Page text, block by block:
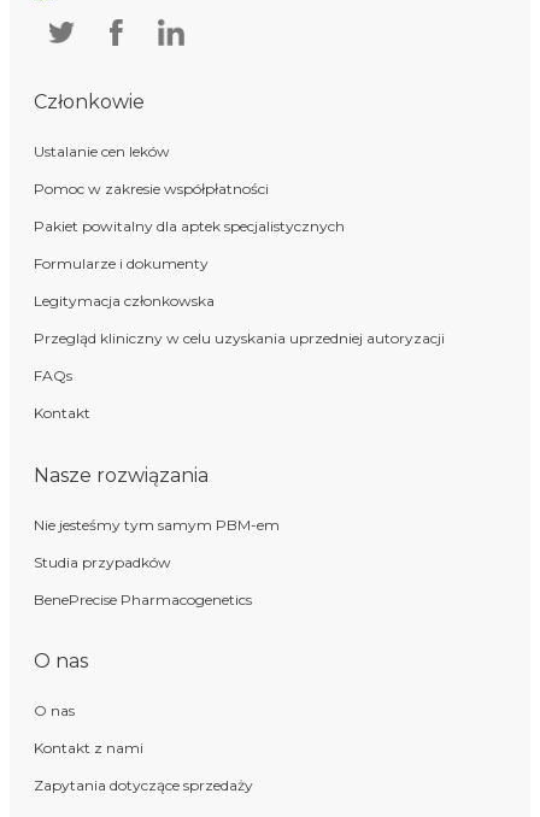
Członkowie
Ustalanie cen leków
Pomoc w zakresie współpłatności
Pakiet powitalny dla aptek specjalistycznych
Formularze i dokumenty
Legitymacja członkowska
Przegląd kliniczny w celu uzyskania uprzedniej autoryzacji
FAQs
Kontakt
Nasze rozwiązania
Nie jesteśmy tym samym PBM-em
Studia przypadków
BenePrecise Pharmacogenetics
O nas
O nas
Kontakt z nami
Zapytania dotyczące sprzedaży